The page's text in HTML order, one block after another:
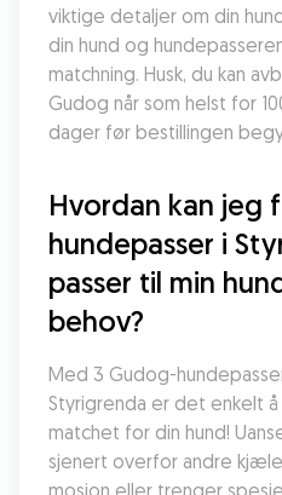
viktige detaljer om din
din hund og
matchning. Husk, du kan
Gudog når som helst for
dager før bestillingen
Hvordan kan jeg
hundepasser i
passer til min
behov?
Med 3 Gudog-
Styrigrenda er det enkelt
matchet for din hund!
sjenert overfor andre
mosjon eller trenger